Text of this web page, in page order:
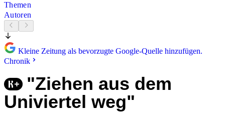
Themen
Autoren
Kleine Zeitung als bevorzugte Google-Quelle hinzufügen.
Chronik
"Ziehen aus dem
Univiertel weg"